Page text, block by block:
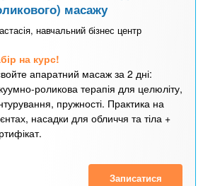
масажу
навчальний бізнес центр
на курс!
апаратний масаж за 2 дні:
роликова терапія для целюліту,
пружності. Практика на
насадки для обличчя та тіла +
Записатися